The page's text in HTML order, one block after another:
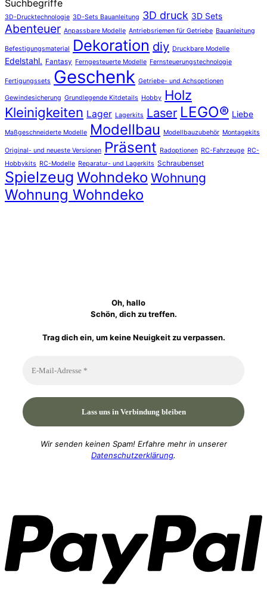
Suchbegriffe
3D-Drucktechnologie 3D-Sets Bauanleitung 3D druck 3D Sets
Abenteuer Anpassbare Modelle Antriebsriemen für Getriebe Bauanleitung
Befestigungsmaterial Dekoration diy Druckbare Modelle
Edelstahl. Fantasy Ferngesteuerte Modelle Fernsteuerungstechnologie
Fertigungssets Geschenk Getriebe- und Achsoptionen
Gewindesicherung Grundlegende Kitdetails Hobby Holz
Kleinigkeiten Lager Lagerkits Laser LEGO® Liebe
Maßgeschneiderte Modelle Modellbau Modellbauzubehör Montagekits
Original- und neueste Versionen Präsent Radoptionen RC-Fahrzeuge RC-
Hobbykits RC-Modelle Reparatur- und Lagerkits Schraubenset
Spielzeug Wohndeko Wohnung
Wohnung Wohndeko
Oh, hallo
Schön, dich zu treffen.
Trag dich ein, um keine Neuigkeit zu verpassen.
Wir senden keinen Spam! Erfahre mehr in unserer
Datenschutzerklärung.